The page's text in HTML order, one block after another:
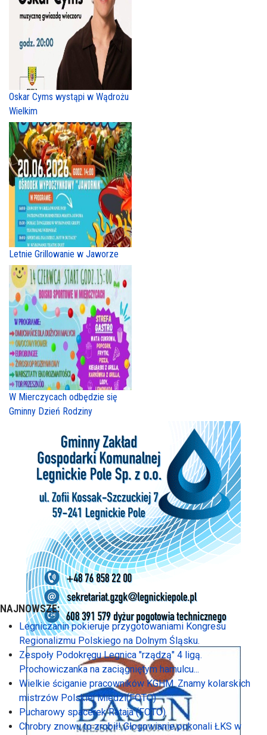
Oskar Cyms wystąpi w Wądrożu
Wielkim
Letnie Grillowanie w Jaworze
W Mierczycach odbędzie się
Gminny Dzień Rodziny
NAJNOWSZE:
Legniczanin pokieruje przygotowaniami Kongresu
Regionalizmu Polskiego na Dolnym Śląsku.
Zespoły Podokręgu Legnica "rządzą" 4 ligą.
Prochowiczanka na zaciągniętym hamulcu...
Wielkie ściganie pracowników KGHM. Znamy kolarskich
mistrzów Polskiej Miedzi(FOTO)
Pucharowy spacerek Rataja (FOTO)
Chrobry znowu to zrobił! Głogowianie pokonali ŁKS w